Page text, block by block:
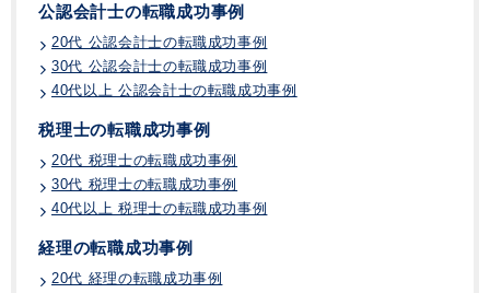
公認会計士の転職成功事例
20代 公認会計士の転職成功事例
30代 公認会計士の転職成功事例
40代以上 公認会計士の転職成功事例
税理士の転職成功事例
20代 税理士の転職成功事例
30代 税理士の転職成功事例
40代以上 税理士の転職成功事例
経理の転職成功事例
20代 経理の転職成功事例